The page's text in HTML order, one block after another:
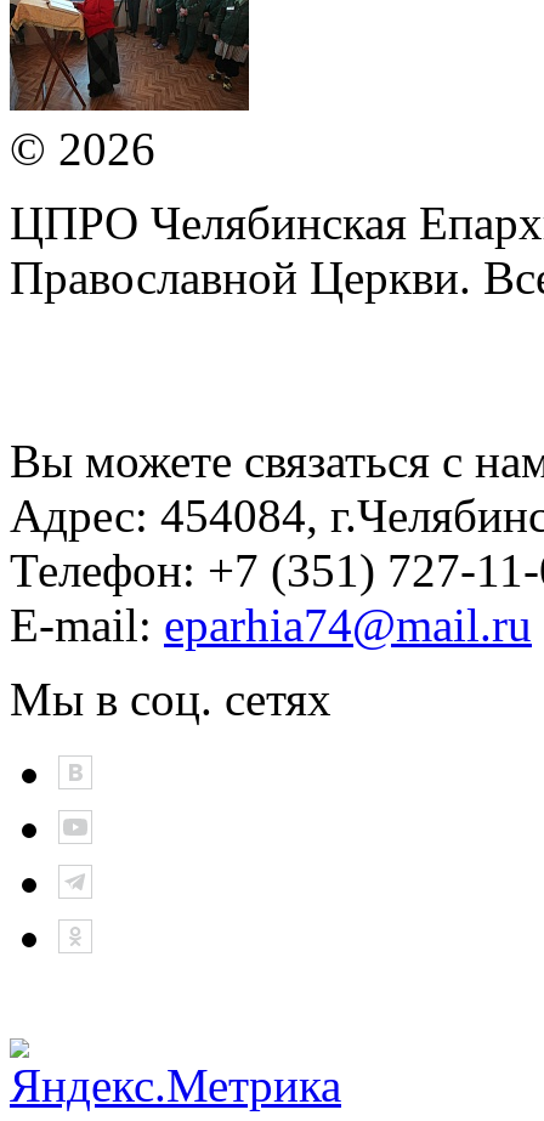
© 2026
ЦПРО Челябинская
Православной Церкви.
Вы можете связаться с
Адрес: 454084,
Телефон: +7 (351) 727-
E-mail: eparhia74@mail.ru
Мы в соц. сетях